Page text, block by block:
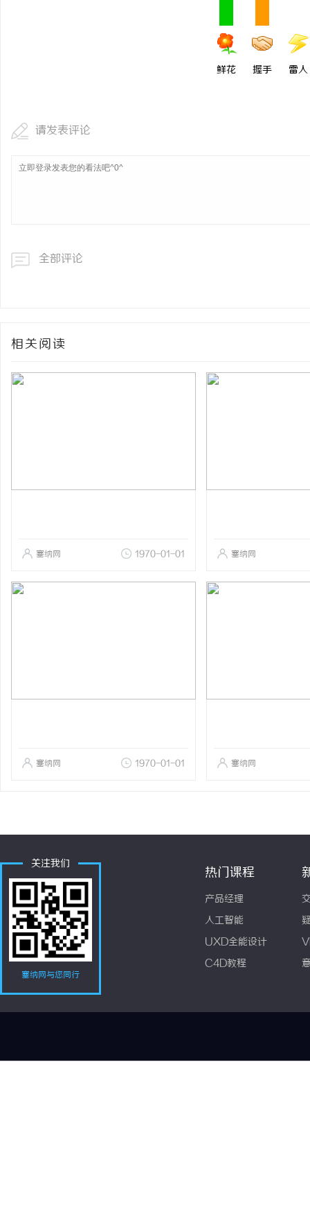
鲜花 握手 雷人
请发表评论
全部评论
相关阅读
塞纳网 1970-01-01 塞纳网
塞纳网 1970-01-01 塞纳网
关注我们
塞纳网与您同行
热门课程
产品经理
人工智能
UXD全能设计
C4D教程